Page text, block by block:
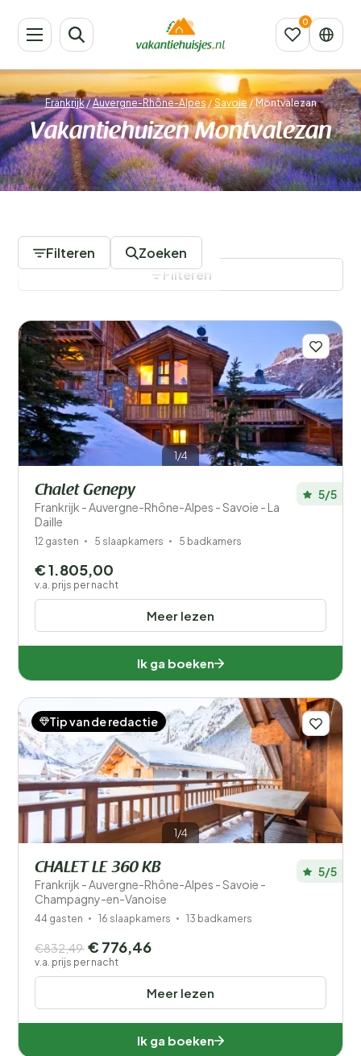
Frankrijk/Auvergne-Rhône-Alpes /Savoie/Montvalezan
Vakantiehuizen Montvalezan
Filteren Zoeken
Je vakantie
Kies reisdata en je gezelschap
Wanneer?
Afstand 1
Prijs
Ligging
Kinderen
Type vakantiehuisje
Populaire filters
Voorzieningen
Filters opslaan
Filteren
1/4
Chalet Genepy
Frankrijk - Auvergne-Rhône-Alpes - Savoie - La
Daille
5/5
12 gasten 5 slaapkamers 5 badkamers
Meer lezen
€ 1.805,00
v.a. prijs per nacht
Ik ga boeken
1/4
Tip van de redactie
CHALET LE 360 KB
Frankrijk - Auvergne-Rhône-Alpes - Savoie -
Champagny-en-Vanoise
5/5
44 gasten 16 slaapkamers 13 badkamers
Meer lezen
€832,49 € 776,46
v.a. prijs per nacht
Ik ga boeken